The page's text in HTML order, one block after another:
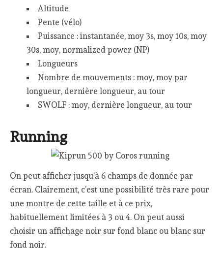
Altitude
Pente (vélo)
Puissance : instantanée, moy 3s, moy 10s, moy
30s, moy, normalized power (NP)
Longueurs
Nombre de mouvements : moy, moy par
longueur, dernière longueur, au tour
SWOLF : moy, dernière longueur, au tour
Running
On peut afficher jusqu’à 6 champs de donnée par
écran. Clairement, c’est une possibilité très rare pour
une montre de cette taille et à ce prix,
habituellement limitées à 3 ou 4. On peut aussi
choisir un affichage noir sur fond blanc ou blanc sur
fond noir.